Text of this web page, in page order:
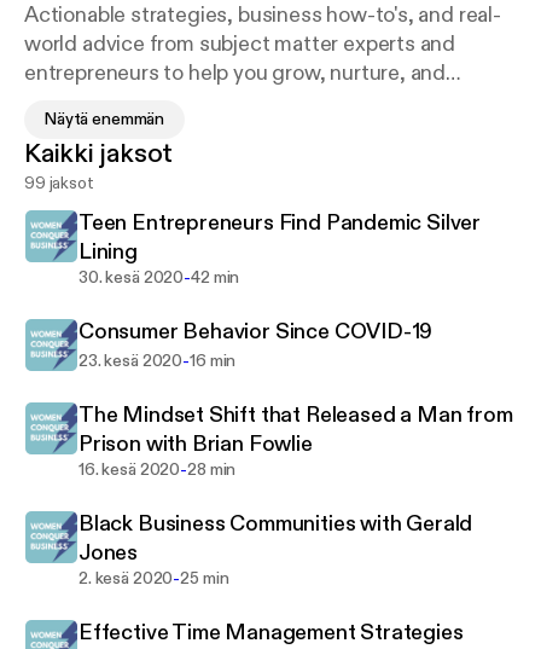
Actionable strategies, business how-to's, and real-
world advice from subject matter experts and
entrepreneurs to help you grow, nurture, and
improving your leadership, project planning, and
digital marketing. Learn the soft skills it takes to be
successful. Hosted by Jen McFarland, Founder,
Women Conquer Business®.
Näytä enemmän
Kaikki jaksot
99 jaksot
Teen Entrepreneurs Find Pandemic Silver
Lining
30. kesä 2020-42 min
Consumer Behavior Since COVID-19
23. kesä 2020-16 min
The Mindset Shift that Released a Man from
Prison with Brian Fowlie
16. kesä 2020-28 min
Black Business Communities with Gerald
Jones
2. kesä 2020-25 min
Effective Time Management Strategies